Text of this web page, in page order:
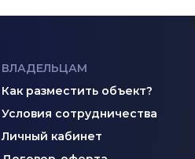
ВЛАДЕЛЬЦАМ
Как разместить объект?
Условия сотрудничества
Личный кабинет